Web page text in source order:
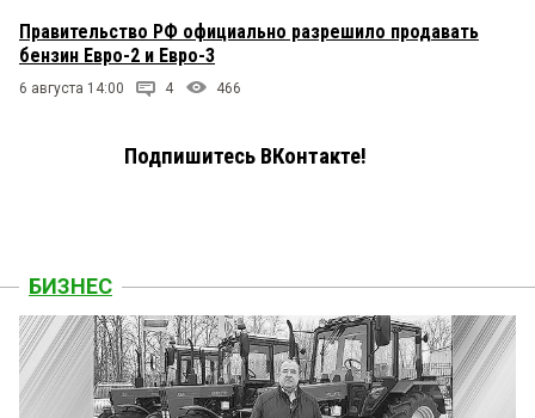
Правительство РФ официально разрешило продавать
бензин Евро-2 и Евро-3
6 августа 14:00 4 466
Подпишитесь ВКонтакте!
БИЗНЕС